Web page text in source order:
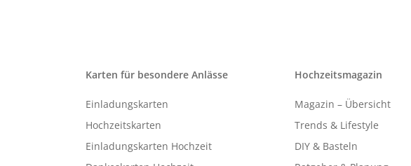
Karten für besondere Anlässe
Einladungskarten
Hochzeitskarten
Einladungskarten Hochzeit
Hochzeitsmagazin
Magazin – Übersicht
Trends & Lifestyle
DIY & Basteln